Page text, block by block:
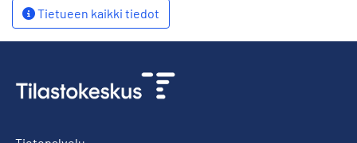
Tietueen kaikki tiedot